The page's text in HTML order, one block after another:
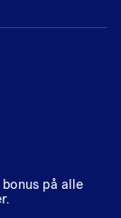
på alle